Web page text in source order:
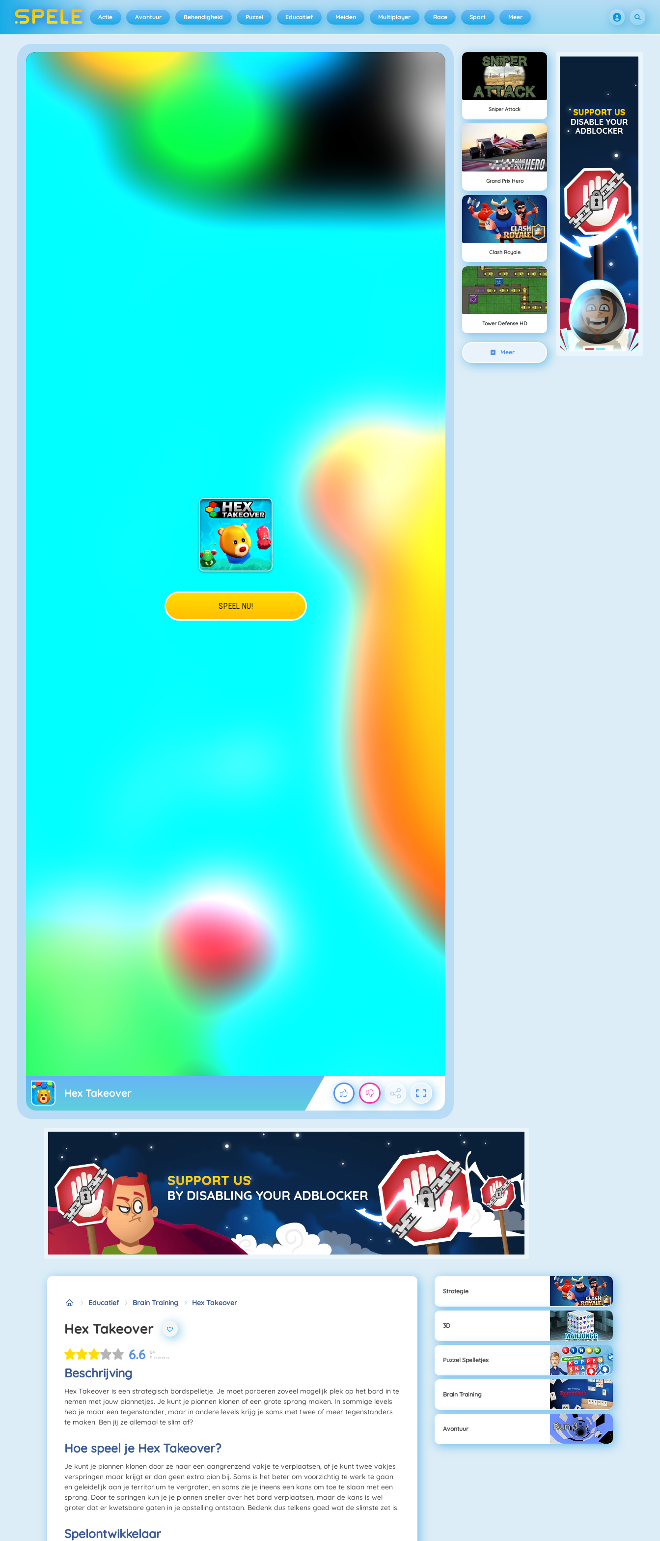
Actie Avontuur Behendigheid Puzzel Educatief Meiden Multiplayer Race Sport Meer
Hex Takeover
Sniper Attack
Grand Prix Hero
Clash Royale
Tower Defense HD
Meer
Educatief Brain Training Hex Takeover
Hex Takeover
6.6
64
Stemmen
Beschrijving
Hex Takeover is een strategisch bordspelletje. Je moet porberen zoveel mogelijk plek op het bord in te
nemen met jouw pionnetjes. Je kunt je pionnen klonen of een grote sprong maken. In sommige levels
heb je maar een tegenstander, maar in andere levels krijg je soms met twee of meer tegenstanders
te maken. Ben jij ze allemaal te slim af?
Hoe speel je Hex Takeover?
Je kunt je pionnen klonen door ze naar een aangrenzend vakje te verplaatsen, of je kunt twee vakjes
verspringen maar krijgt er dan geen extra pion bij. Soms is het beter om voorzichtig te werk te gaan
en geleidelijk aan je territorium te vergroten, en soms zie je ineens een kans om toe te slaan met een
sprong. Door te springen kun je je pionnen sneller over het bord verplaatsen, maar de kans is wel
groter dat er kwetsbare gaten in je opstelling ontstaan. Bedenk dus telkens goed wat de slimste zet is.
Spelontwikkelaar
Strategie
3D
Puzzel Spelletjes
Brain Training
Avontuur